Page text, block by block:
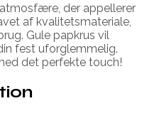
der appellerer
af kvalitetsmateriale,
Gule papkrus vil
fest uforglemmelig.
det perfekte touch!